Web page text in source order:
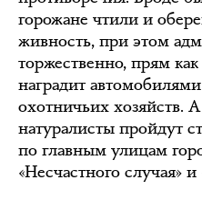
горожане чтили и
живность, при этом
торжественно, прям
наградит
охотничьих хозяйств.
натуралисты пройдут
по главным улицам
«Несчастного случая» и